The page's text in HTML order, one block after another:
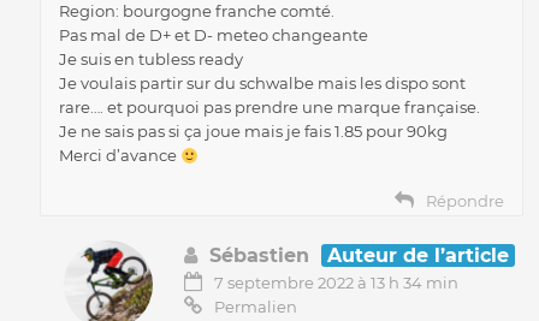
Region: bourgogne franche comté.
Pas mal de D+ et D- meteo changeante
Je suis en tubless ready
Je voulais partir sur du schwalbe mais les dispo sont
rare…. et pourquoi pas prendre une marque française.
Je ne sais pas si ça joue mais je fais 1.85 pour 90kg
Merci d’avance
Répondre
Sébastien Auteur de l’article
7 septembre 2022 à 13 h 34 min
Permalien